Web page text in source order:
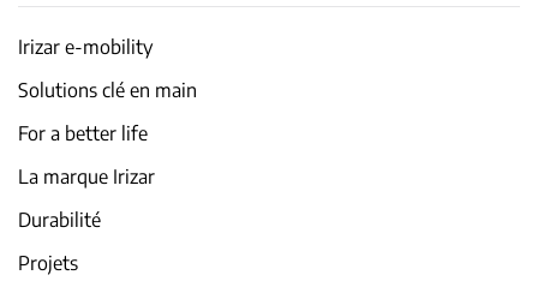
Irizar e-mobility
Solutions clé en main
For a better life
La marque Irizar
Durabilité
Projets